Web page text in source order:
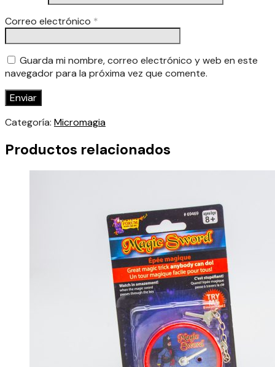
Correo electrónico *
Guarda mi nombre, correo electrónico y web en este
navegador para la próxima vez que comente.
Categoría: Micromagia
Productos relacionados